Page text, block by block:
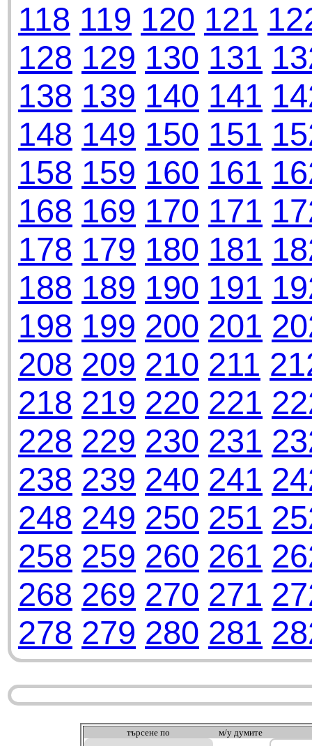
118 119 120 121
128 129 130 131
138 139 140 141
148 149 150 151
158 159 160 161
168 169 170 171
178 179 180 181
188 189 190 191
198 199 200 201
208 209 210 211
218 219 220 221
228 229 230 231
238 239 240 241
248 249 250 251
258 259 260 261
268 269 270 271
278 279 280 281
търсeне по м/у думите